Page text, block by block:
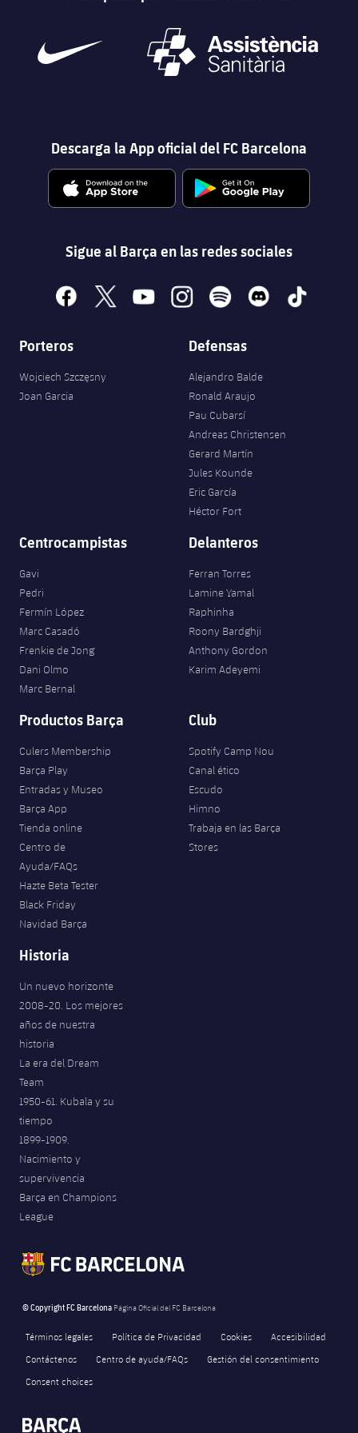
Descarga la App oficial del FC Barcelona
Sigue al Barça en las redes sociales
facebook
x youtubeinstagramspotify discord tiktok
Porteros
Wojciech Szczęsny
Joan Garcia
Defensas
Alejandro Balde
Ronald Araujo
Pau Cubarsí
Andreas Christensen
Gerard Martín
Jules Kounde
Eric García
Héctor Fort
Centrocampistas
Gavi
Pedri
Fermín López
Marc Casadó
Frenkie de Jong
Dani Olmo
Marc Bernal
Delanteros
Ferran Torres
Lamine Yamal
Raphinha
Roony Bardghji
Anthony Gordon
Karim Adeyemi
Productos Barça
Culers Membership
Barça Play
Entradas y Museo
Barça App
Tienda online
Centro de
Ayuda/FAQs
Hazte Beta Tester
Black Friday
Navidad Barça
Club
Spotify Camp Nou
Canal ético
Escudo
Himno
Trabaja en las Barça
Stores
Historia
Un nuevo horizonte
2008-20. Los mejores
años de nuestra
historia
La era del Dream
Team
1950-61. Kubala y su
tiempo
1899-1909.
Nacimiento y
supervivencia
Barça en Champions
League
© Copyright FC Barcelona Página Oficial del FC Barcelona
Términos legales Política de Privacidad Cookies
Accesibilidad
Contáctenos
Centro de ayuda/FAQs
Gestión del consentimiento
Consent choices